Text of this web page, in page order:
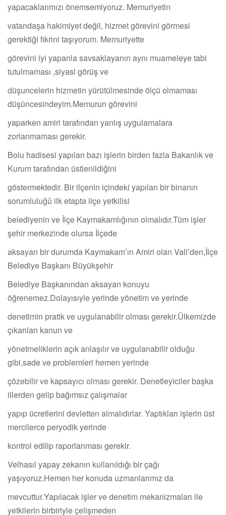
yapacaklarımızı önemsemiyoruz. Memuriyetin
vatandaşa hakimiyet değil, hizmet görevini görmesi
gerektiği fikrini taşıyorum. Memuriyette
görevini iyi yapanla savsaklayanın aynı muameleye tabi
tutulmaması ,siyasi görüş ve
düşuncelerin hizmetin yürütülmesinde ölçü olmaması
düşüncesindeyim.Memurun görevini
yaparken amiri tarafından yanlış uygulamalara
zorlanmaması gerekir.
Bolu hadisesi yapılan bazı işlerin birden fazla Bakanlık ve
Kurum tarafından üstlenildiğini
göstermektedir. Bir ilçenin içindeki yapılan bir binanın
sorumluluğû ilk etapta ilçe yetkilisi
belediyenin ve İlçe Kaymakamlığının olmalıdır.Tüm işler
şehir merkezinde olursa İlçede
aksayan bir durumda Kaymakam’ın Amiri olan Vali’den,İlçe
Belediye Başkanı Büyükşehir
Belediye Başkanından aksayan konuyu
öğrenemez.Dolayısıyle yerinde yönetim ve yerinde
denetimin pratik ve uygulanabilir olması gerekir.Ülkemizde
çıkarılan kanun ve
yönetmeliklerin açık anlaşılır ve uygulanabilir olduğu
gibi,sade ve problemleri hemen yerinde
çözebilir ve kapsayıcı olması gerekir. Denetleyiciler başka
illerden gelip bağımsız çalışmalar
yapıp ücretlerini devletten almalıdırlar. Yaptıkları işlerin üst
mercilerce peryodik yerinde
kontrol edilip raporlanması gerekir.
Velhasıl yapay zekanın kullanıldığı bir çağı
yaşıyoruz.Hemen her konuda uzmanlarımız da
mevcuttur.Yapılacak işler ve denetim mekanizmaları ile
yetkilerin birbiriyle çelişmeden